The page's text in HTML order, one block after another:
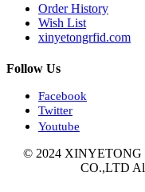
Order History
Wish List
xinyetongrfid.com
Follow Us
Facebook
Twitter
Youtube
© 2024
CO.,LTD